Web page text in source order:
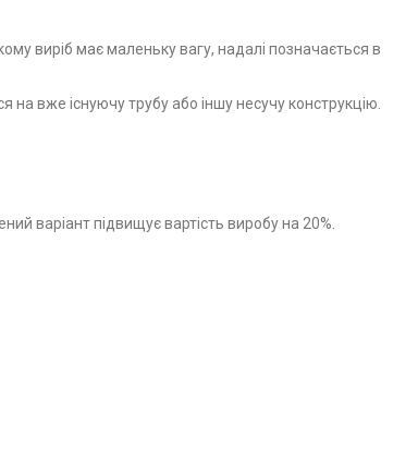
виріб має маленьку вагу, надалі позначається в
вже існуючу трубу або іншу несучу конструкцію.
варіант підвищує вартість виробу на 20%.